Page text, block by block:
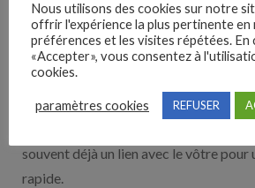
Nos solutions
Découvrez nos partenaires ! Moteurs
multidiffuseurs, sites payant…
souvent déjà un lien avec le vôtre pour
rapide.
Nous utilisons des cookies sur notre
offrir l'expérience la plus pertinente en
préférences et les visites répétées. En
«Accepter», vous consentez à
cookies.
paramètres cookies REFUSER